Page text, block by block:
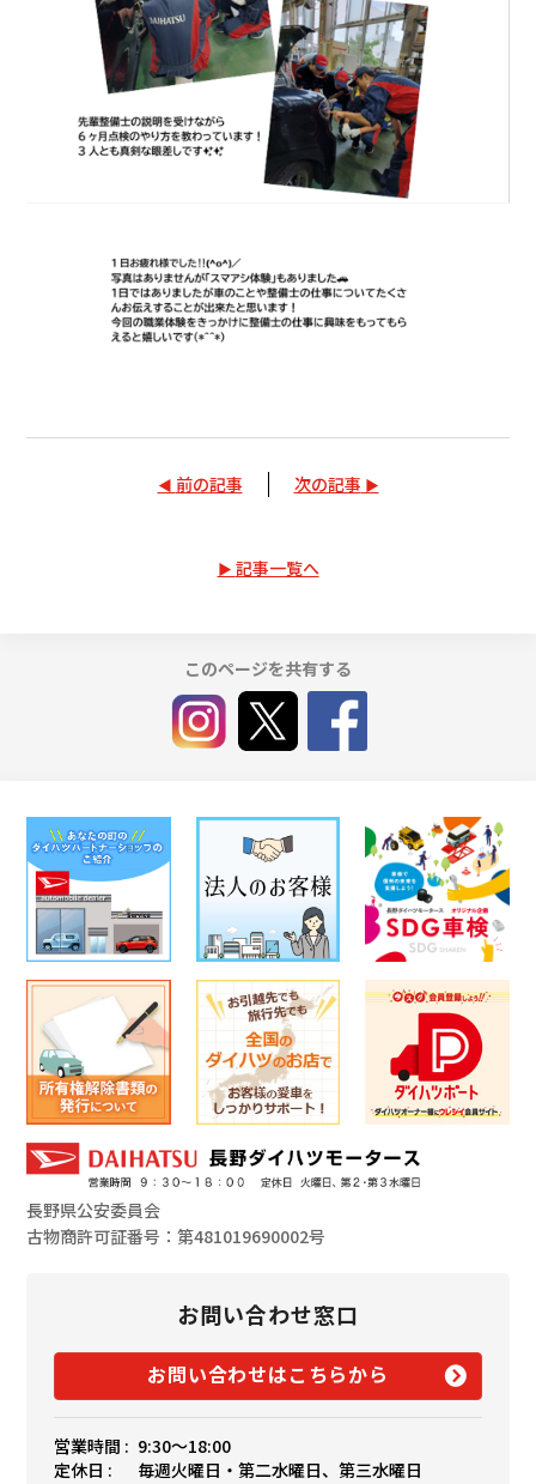
前の記事 次の記事
記事一覧へ
このページを共有する
長野県公安委員会
古物商許可証番号：第481019690002号
お問い合わせ窓口
お問い合わせはこちらから
営業時間 : 9:30〜18:00
定休日 :
毎週火曜日・第二水曜日、第三水曜日